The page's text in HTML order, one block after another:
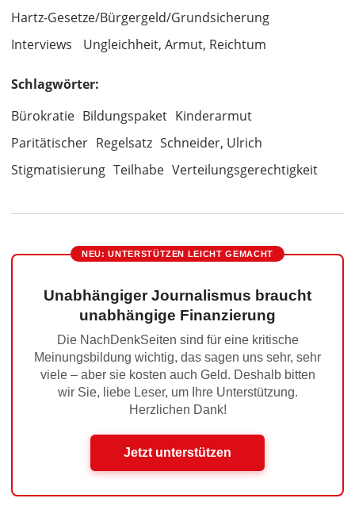
Hartz-Gesetze/Bürgergeld/Grundsicherung
Interviews
Ungleichheit, Armut, Reichtum
Schlagwörter:
Bürokratie Bildungspaket Kinderarmut
Paritätischer Regelsatz Schneider, Ulrich
Stigmatisierung Teilhabe Verteilungsgerechtigkeit
NEU: UNTERSTÜTZEN LEICHT GEMACHT
Unabhängiger Journalismus braucht
unabhängige Finanzierung
Die NachDenkSeiten sind für eine kritische
Meinungsbildung wichtig, das sagen uns sehr, sehr
viele – aber sie kosten auch Geld. Deshalb bitten
wir Sie, liebe Leser, um Ihre Unterstützung.
Herzlichen Dank!
Jetzt unterstützen